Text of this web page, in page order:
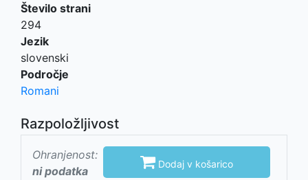
Število strani
294
Jezik
slovenski
Področje
Romani
Razpoložljivost
Ohranjenost:
ni podatka
 Dodaj v košarico